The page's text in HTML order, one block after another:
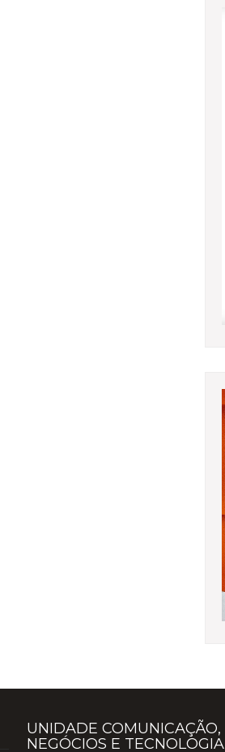
UNIDADE COMUNICAÇÃO,
NEGÓCIOS E TECNOLOGIA